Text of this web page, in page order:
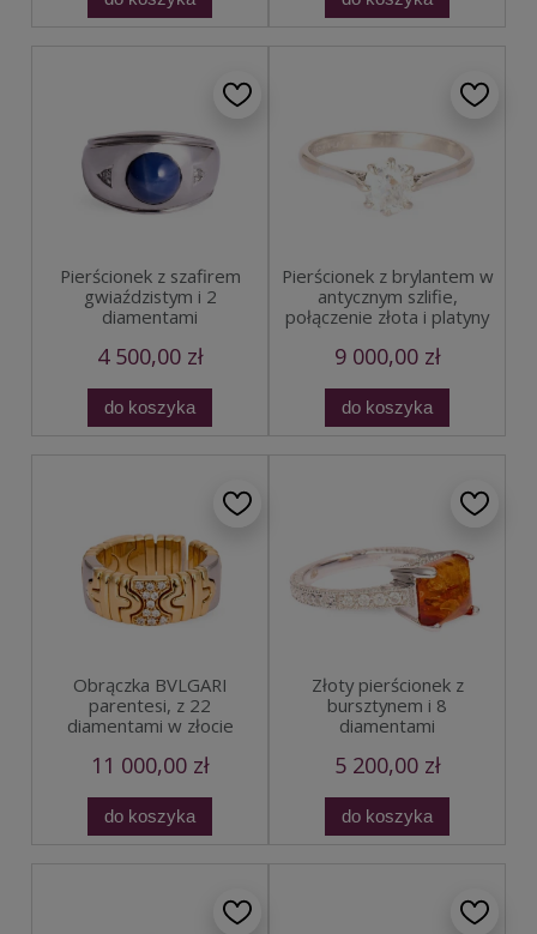
Pierścionek z szafirem
gwiaździstym i 2
diamentami
4 500,00 zł
do koszyka
Pierścionek z brylantem w
antycznym szlifie,
połączenie złota i platyny
9 000,00 zł
do koszyka
Obrączka BVLGARI
parentesi, z 22
diamentami w złocie
11 000,00 zł
do koszyka
Złoty pierścionek z
bursztynem i 8
diamentami
5 200,00 zł
do koszyka